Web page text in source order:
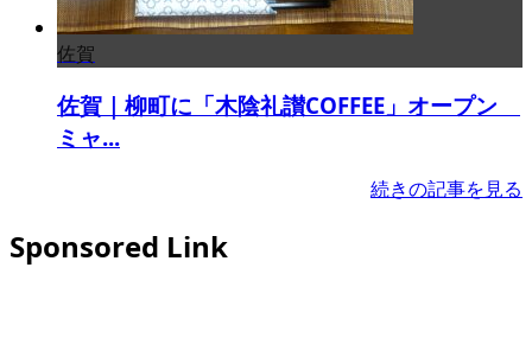
佐賀
佐賀｜柳町に「木陰礼讃COFFEE」オープン
ミャ...
続きの記事を見る
Sponsored Link